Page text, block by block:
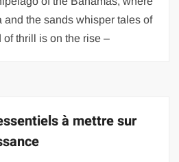
and the sands whisper tales of
thrill is on the rise –
à mettre sur